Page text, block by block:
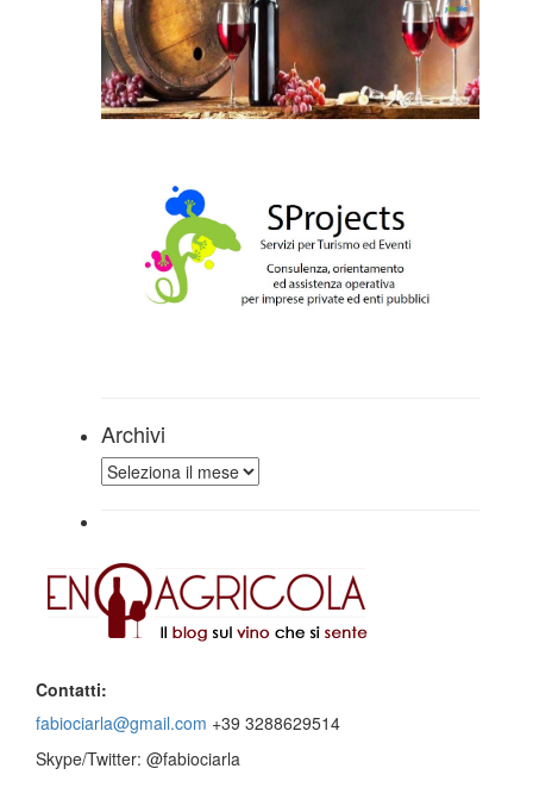
Archivi
Archivi
Contatti:
fabiociarla@gmail.com +39 3288629514
Skype/Twitter: @fabiociarla